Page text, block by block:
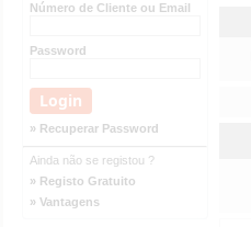
Número de Cliente ou Email
Password
» Recuperar Password
Ainda não se registou ?
» Registo Gratuito
» Vantagens